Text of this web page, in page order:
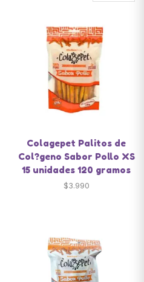
Colagepet Palitos de
Col?geno Sabor Pollo XS
15 unidades 120 gramos
$3.990